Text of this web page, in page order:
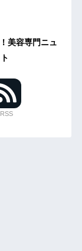
美容専門ニュ
RSS